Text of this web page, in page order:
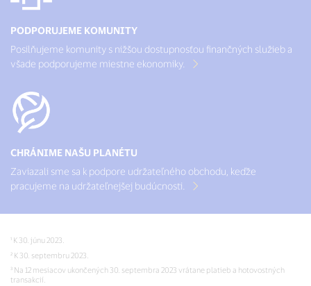
PODPORUJEME KOMUNITY
Posilňujeme komunity s nižšou dostupnosťou finančných služieb a
všade podporujeme miestne ekonomiky.
CHRÁNIME NAŠU PLANÉTU
Zaviazali sme sa k podpore udržateľného obchodu, keďže
pracujeme na udržateľnejšej budúcnosti.
¹ K 30. júnu 2023.
² K 30. septembru 2023.
³ Na 12 mesiacov ukončených 30. septembra 2023 vrátane platieb a hotovostných
transakcií.